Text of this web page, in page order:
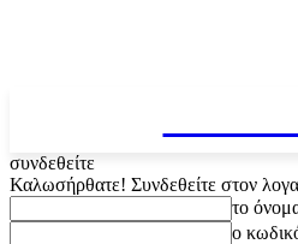
συνδεθείτε
Καλωσήρθατε! Συνδεθείτε στον
το
ο